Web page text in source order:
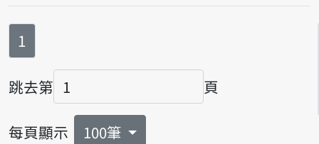
第
1
跳去第
頁碼
頁
每頁顯示 100筆